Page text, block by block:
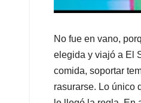
No fue en vano,
elegida y viajó a El
comida, soportar
rasurarse. Lo único